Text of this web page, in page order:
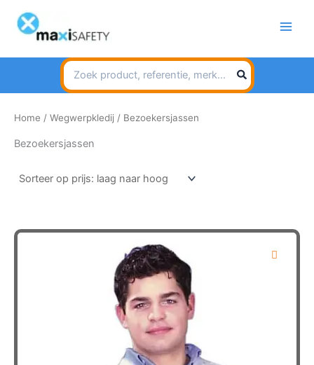
naar
inhoud
Search
for:
Home / Wegwerpkledij / Bezoekersjassen
Bezoekersjassen